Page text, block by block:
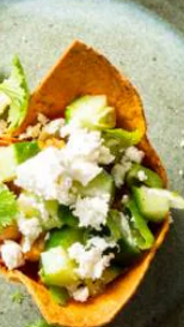
Gebruik dan
jalapeño en